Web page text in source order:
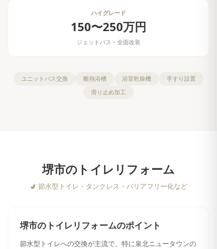
ハイグレード
150〜250万円
ジェットバス・全面改装
ユニットバス交換 断熱浴槽 浴室乾燥機
手すり設置
滑り止め加工
堺市の トイレリフォーム
🚽 節水型トイレ・タンクレス・バリアフリー化など
堺市の トイレリフォームのポイント
節水型トイレへの交換が主流で、特に泉北ニュータウンの